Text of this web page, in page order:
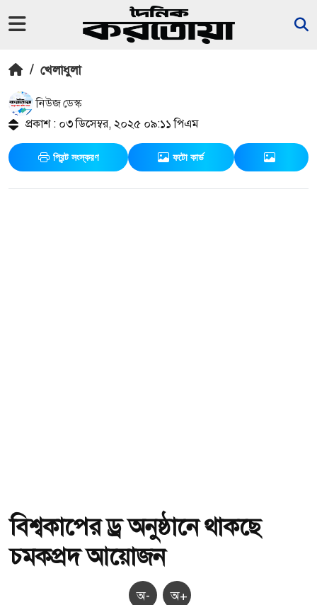
/ খেলাধুলা
নিউজ ডেস্ক
প্রকাশ : ০৩ ডিসেম্বর, ২০২৫ ০৯:১১ পিএম
প্রিন্ট সংস্করণ ফটো কার্ড
বিশ্বকাপের ড্র অনুষ্ঠানে থাকছে
চমকপ্রদ আয়োজন
অ- অ+